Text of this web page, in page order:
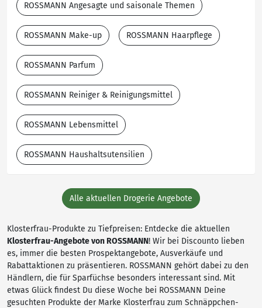
ROSSMANN Angesagte und saisonale Themen
ROSSMANN Make-up ROSSMANN Haarpflege
ROSSMANN Parfum
ROSSMANN Reiniger & Reinigungsmittel
ROSSMANN Lebensmittel
ROSSMANN Haushaltsutensilien
Alle aktuellen Drogerie Angebote
Klosterfrau-Produkte zu Tiefpreisen: Entdecke die aktuellen
Klosterfrau-Angebote von ROSSMANN! Wir bei Discounto lieben
es, immer die besten Prospektangebote, Ausverkäufe und
Rabattaktionen zu präsentieren. ROSSMANN gehört dabei zu den
Händlern, die für Sparfüchse besonders interessant sind. Mit
etwas Glück findest Du diese Woche bei ROSSMANN Deine
gesuchten Produkte der Marke Klosterfrau zum Schnäppchen-